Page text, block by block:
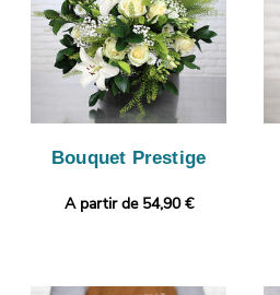
Bouquet Prestige
A partir de 54,90 €